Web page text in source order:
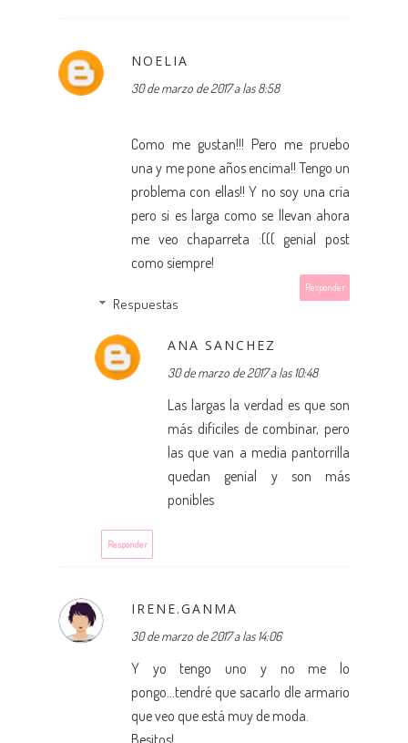
NOELIA
30 de marzo de 2017 a las 8:58
Como me gustan!!! Pero me pruebo
una y me pone años encima!! Tengo un
problema con ellas!! Y no soy una cría
pero si es larga como se llevan ahora
me veo chaparreta :((( genial post
como siempre!
Responder
Respuestas
ANA SANCHEZ
30 de marzo de 2017 a las 10:48
Las largas la verdad es que son
más difíciles de combinar, pero
las que van a media pantorrilla
quedan genial y son más
ponibles
Responder
IRENE.GANMA
30 de marzo de 2017 a las 14:06
Y yo tengo uno y no me lo
pongo...tendré que sacarlo dle armario
que veo que está muy de moda.